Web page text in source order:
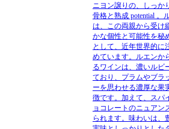
ニヨン譲りの、しっか
骨格と熟成 potential 。
は、この両親から受け
かな個性と可能性を秘
として、近年世界的に
めています。ルエンか
るワインは、濃いルビ
ており、プラムやブラ
ーを思わせる濃厚な果
徴です。加えて、スパ
ョコレートのニュアン
られます。味わいは、